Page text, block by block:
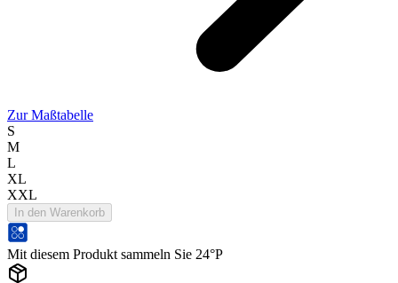
Zur Maßtabelle
S
M
L
XL
XXL
In den Warenkorb
Mit diesem Produkt sammeln Sie 24°P